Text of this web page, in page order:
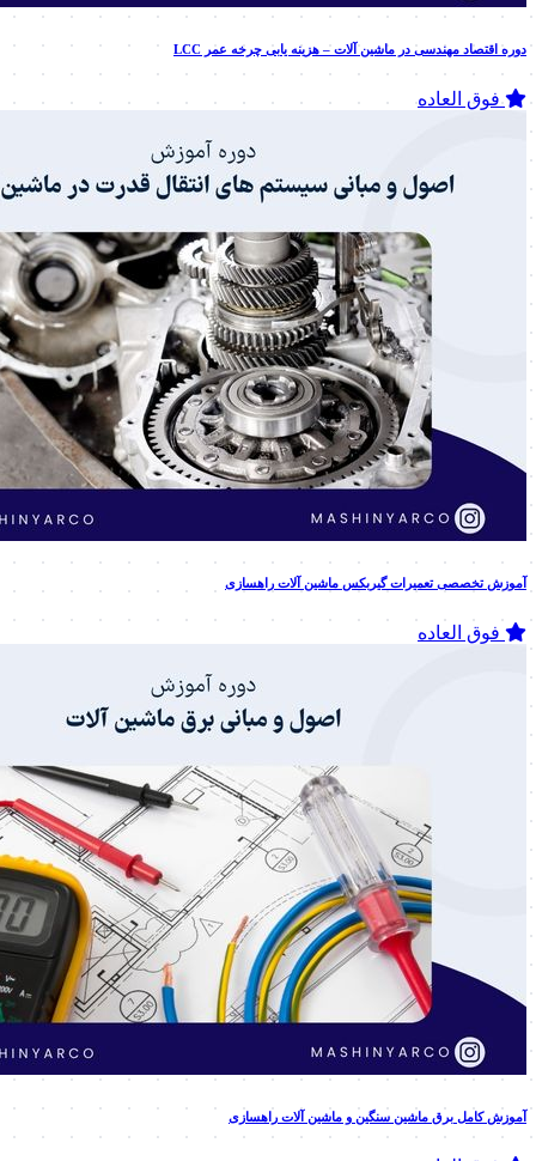
دوره اقتصاد مهندسی در ماشین آلات – هزینه یابی چرخه عمر LCC
فوق العاده
آموزش تخصصی تعمیرات گیربکس ماشین آلات راهسازی
فوق العاده
آموزش کامل برق ماشین سنگین و ماشین آلات راهسازی